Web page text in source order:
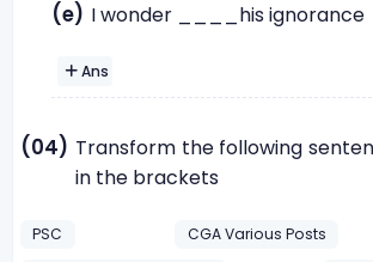
(e) I wonder ____his ignorance
Ans
(04) Transform the following
in the brackets
PSC CGA Various Posts